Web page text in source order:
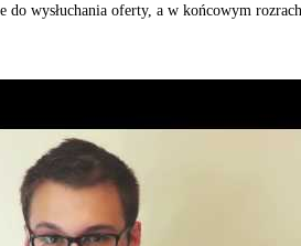
do wysłuchania oferty, a w końcowym